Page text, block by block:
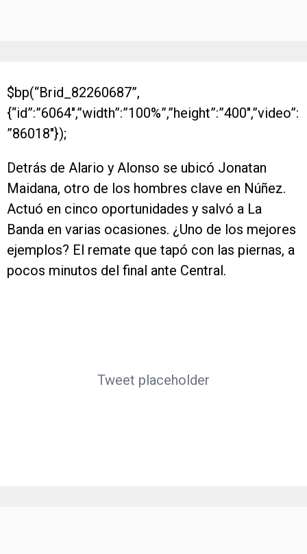
$bp(“Brid_82260687”,
{“id”:”6064″,”width”:”100%”,”height”:”400″,”video”:
”86018″});
Detrás de Alario y Alonso se ubicó Jonatan
Maidana, otro de los hombres clave en Núñez.
Actuó en cinco oportunidades y salvó a La
Banda en varias ocasiones. ¿Uno de los mejores
ejemplos? El remate que tapó con las piernas, a
pocos minutos del final ante Central.
Tweet placeholder